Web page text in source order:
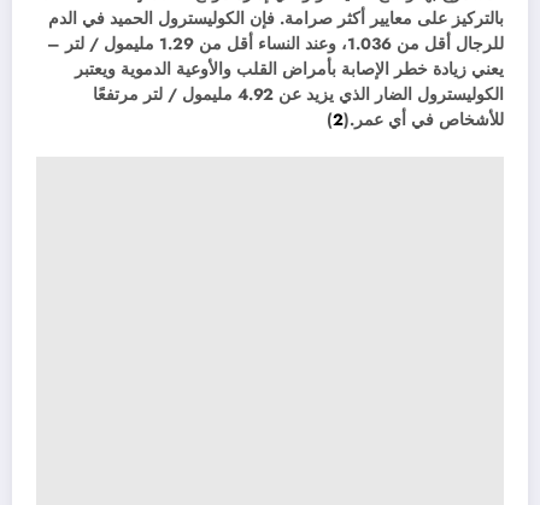
بالتركيز على معايير أكثر صرامة. فإن الكوليسترول الحميد في الدم
للرجال أقل من 1.036، وعند النساء أقل من 1.29 مليمول / لتر –
يعني زيادة خطر الإصابة بأمراض القلب والأوعية الدموية ويعتبر
الكوليسترول الضار الذي يزيد عن 4.92 مليمول / لتر مرتفعًا
للأشخاص في أي عمر.(2
)